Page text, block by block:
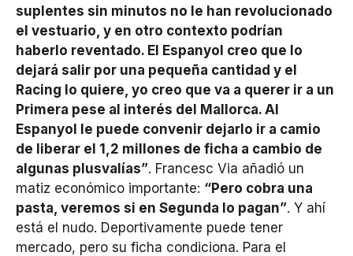
suplentes sin minutos no le han revolucionado
el vestuario, y en otro contexto podrían
haberlo reventado. El Espanyol creo que lo
dejará salir por una pequeña cantidad y el
Racing lo quiere, yo creo que va a querer ir a un
Primera pese al interés del Mallorca. Al
Espanyol le puede convenir dejarlo ir a camio
de liberar el 1,2 millones de ficha a cambio de
algunas plusvalías”. Francesc Via añadió un
matiz económico importante: “Pero cobra una
pasta, veremos si en Segunda lo pagan”. Y ahí
está el nudo. Deportivamente puede tener
mercado, pero su ficha condiciona. Para el